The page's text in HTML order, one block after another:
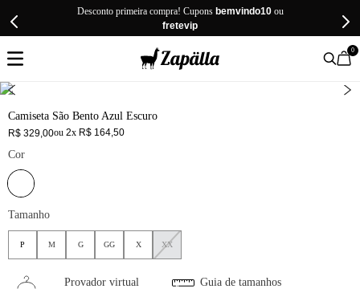
Desconto primeira compra! Cupons bemvindo10ou
fretevip
0
Camiseta São Bento Azul Escuro
R$ 329,00ou 2x R$ 164,50
Cor
Tamanho
P M G GG X XX
Provador virtual Guia de tamanhos